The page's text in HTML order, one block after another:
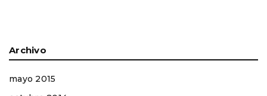
Archivo
mayo 2015